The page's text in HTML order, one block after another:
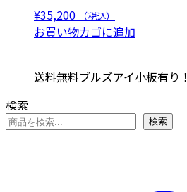
た。
¥35,200 （税込）
お買い物カゴに追加
送料無料ブルズアイ小板有り！
検索
検索